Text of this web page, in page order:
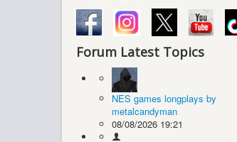
Forum Latest Topics
NES games longplays by
metalcandyman
08/08/2026 19:21